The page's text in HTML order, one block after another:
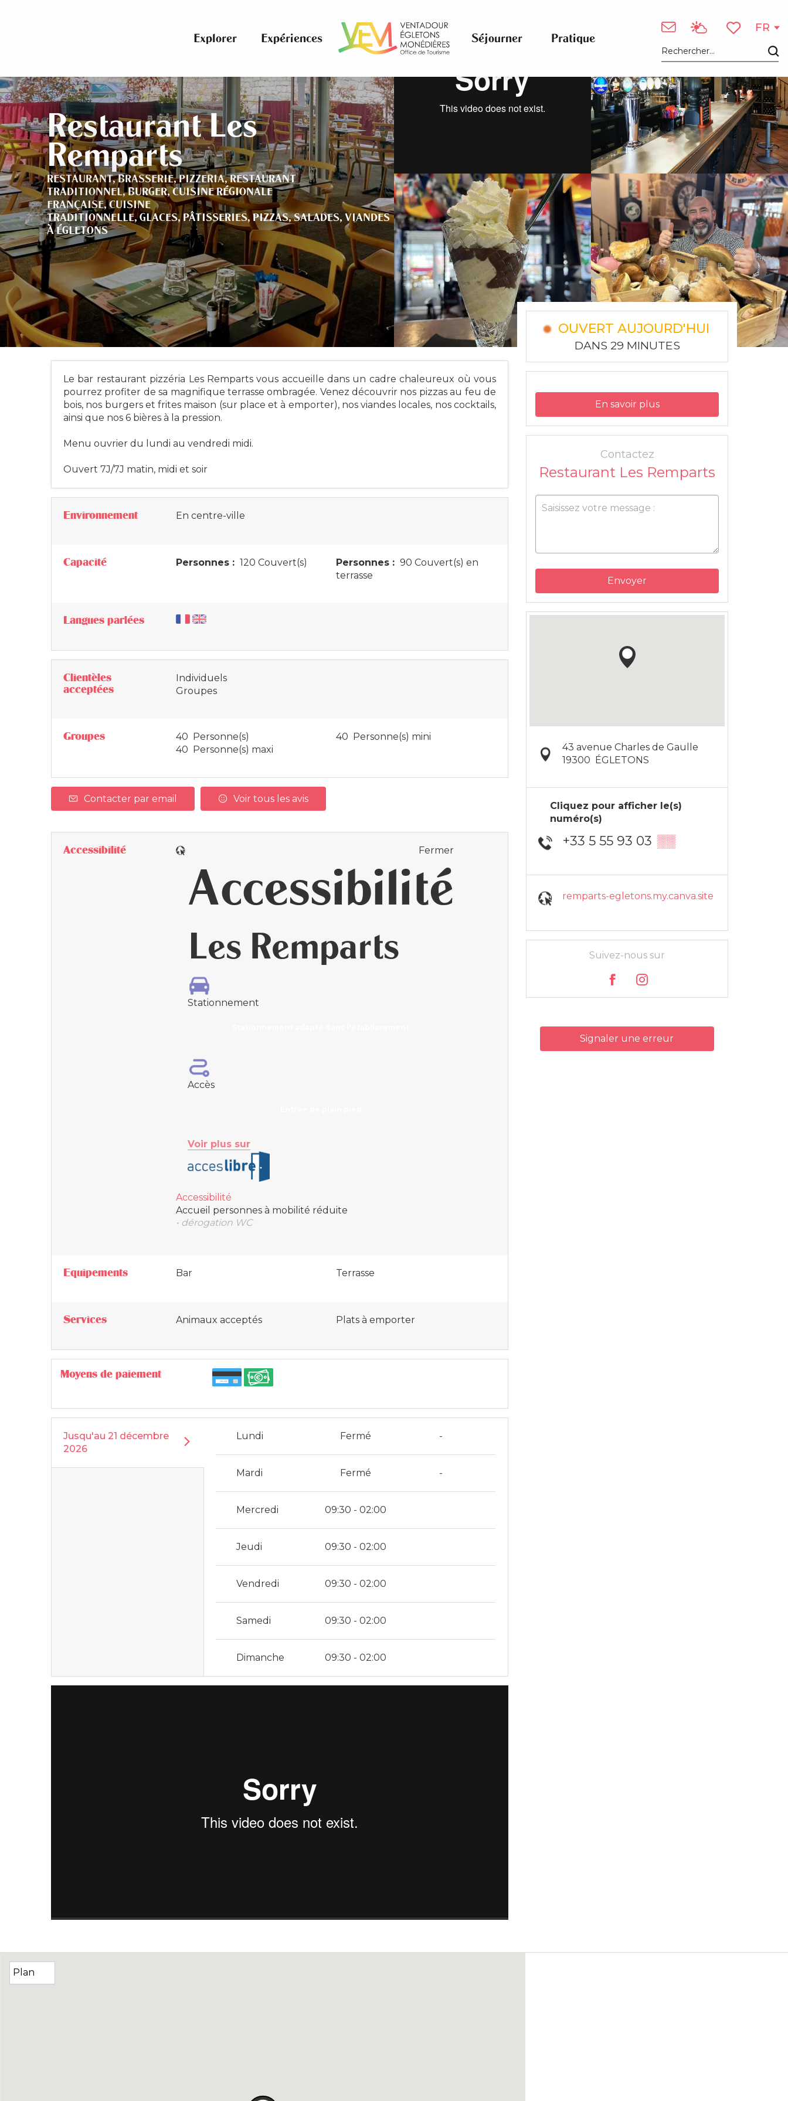
Recherche
FR
Explorer
Expériences Séjourner Pratique
Voir les photos (6)
Restaurant Les
Remparts
RESTAURANT,BRASSERIE,PIZZERIA,RESTAURANT
TRADITIONNEL,BURGER,CUISINE RÉGIONALE
FRANÇAISE,CUISINE
TRADITIONNELLE,GLACES,PÂTISSERIES,PIZZAS,SALADES, VIANDES
À ÉGLETONS
Le bar restaurant pizzéria Les Remparts vous accueille dans un cadre chaleureux où vous
pourrez profiter de sa magnifique terrasse ombragée. Venez découvrir nos pizzas au feu de
bois, nos burgers et frites maison (sur place et à emporter), nos viandes locales, nos cocktails,
ainsi que nos 6 bières à la pression.
Menu ouvrier du lundi au vendredi midi.
Ouvert 7J/7J matin, midi et soir
Environnement En centre-ville
Capacité Personnes : 120 Couvert(s) Personnes : 90 Couvert(s) en
terrasse
Langues parlées
Clientèles
acceptées
Individuels
Groupes
Groupes 40 Personne(s)
40 Personne(s) mini
40 Personne(s) maxi
Contacter par email Voir tous les avis
Accessibilité Fermer
Accessibilité
Les Remparts
Stationnement
Accès
Voir plus sur
Accessibilité
Accueil personnes à mobilité réduite
• dérogation WC
Equipements Bar Terrasse
Services Animaux acceptés Plats à emporter
Moyens de paiement
Jusqu'au 21 décembre
2026
Lundi Fermé -
Mardi Fermé -
Mercredi 09:30 - 02:00
Jeudi 09:30 - 02:00
Vendredi 09:30 - 02:00
Samedi 09:30 - 02:00
Dimanche 09:30 - 02:00
OUVERT AUJOURD'HUI
DANS 29 MINUTES
En savoir plus
Contactez
Restaurant Les Remparts
Envoyer
43 avenue Charles de Gaulle
19300 ÉGLETONS
Cliquez pour afficher le(s)
numéro(s)
+33 5 55 93 03 ▒▒
remparts-egletons.my.canva.site
Suivez-nous sur
Signaler une erreur